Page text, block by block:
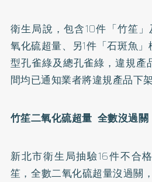
衛生局說，包含10件「竹笙
氧化硫超量、另1件「石斑魚
型孔雀綠及總孔雀綠，違規產
間均已通知業者將違規產品下架
竹笙二氧化硫超量 全數沒過關
新北市衛生局抽驗16件不合
笙，全數二氧化硫超量沒過關